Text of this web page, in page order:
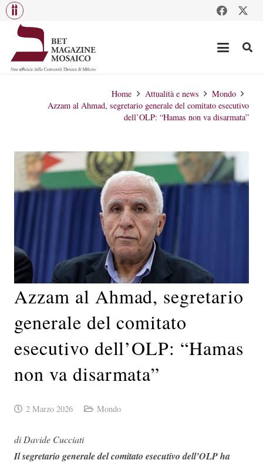
Home Attualità e news
Mondo
Azzam al Ahmad, segretario generale del comitato esecutivo
dell’OLP: “Hamas non va disarmata”
Azzam al Ahmad, segretario
generale del comitato
esecutivo dell’OLP: “Hamas
non va disarmata”
2 Marzo 2026 Mondo
di Davide Cucciati
Il segretario generale del comitato esecutivo dell’OLP ha